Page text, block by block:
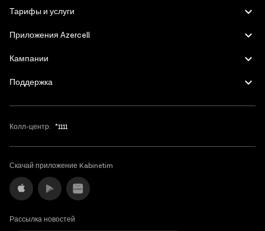
Тарифы и услуги
Приложения Azercell
Кампании
Поддержка
Колл-центр: *1111
Скачай приложение Kabinetim
Рассылка новостей